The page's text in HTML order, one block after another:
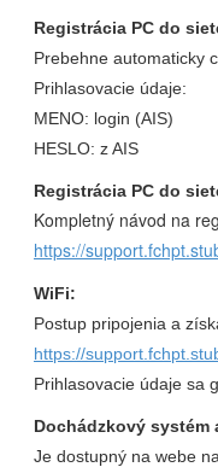
Registrácia PC do
Prebehne automaticky
Prihlasovacie údaje:
MENO: login (AIS)
HESLO: z AIS
Registrácia PC do
Kompletný návod na
https://
WiFi:
Postup pripojenia a
https://
Prihlasovacie údaje sa
Dochádzkový
Je dostupný na webe